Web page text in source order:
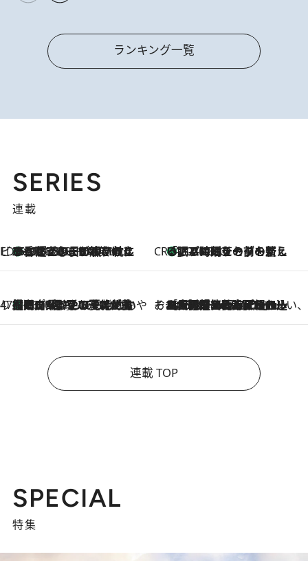
ランキング一覧
SERIES
連載
ビューティいいもの集め EDITORS' BEST
2026.8.10
35℃超えの日の夜、枕にひと吹き！ BAUMのルームスプレーが、ひのきの香りで心まで解きほぐす CREA'S CHOICE
2026.8.10
「眠る時刻をセットする」——眠りの前を整える、バルミューダの新しいアプローチ
47都道府県の手みやげ ひんやりスイーツで夏を満喫
2026.8.10
【岡山県】この夏絶対食べたい 冷やしておいしいおやつ3選 フルーツが主役のプリンやアイスが勢揃い そおだよおこの関西おいしい、おやつ紀行
2026.8.9
［大阪府箕面市］一皿一皿目の前で仕上げられる、料理を巧みに組み込んだアシェットデセールコース「ミチル アシェット デセール（Michiru assiette dessert）」
連載 TOP
SPECIAL
特集